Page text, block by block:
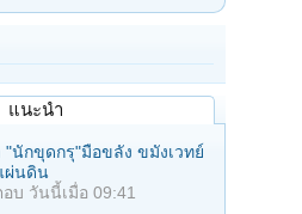
แนะนำ
"นักขุดกรุ"มือขลัง ขมังเวทย์
ผ่นดิน
อบ วันนี้เมื่อ 09:41